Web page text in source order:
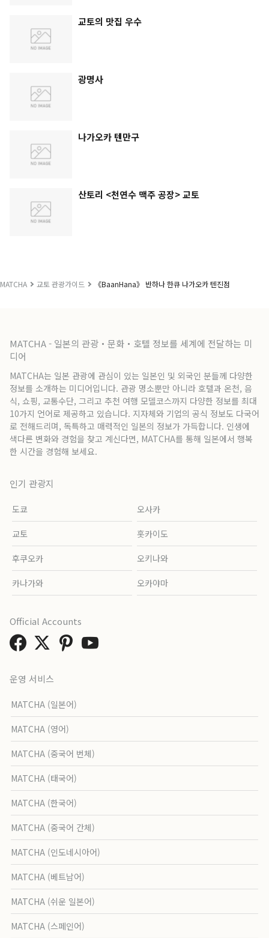
교토의 맛집 우수
광명사
나가오카 텐만구
산토리 <천연수 맥주 공장> 교토
MATCHA 교토 관광가이드 《BaanHana》 반하나 한큐 나가오카 텐진점
MATCHA - 일본의 관광・문화・호텔 정보를 세계에 전달하는 미
디어
MATCHA는 일본 관광에 관심이 있는 일본인 및 외국인 분들께 다양한
정보를 소개하는 미디어입니다. 관광 명소뿐만 아니라 호텔과 온천, 음
식, 쇼핑, 교통수단, 그리고 추천 여행 모델코스까지 다양한 정보를 최대
10가지 언어로 제공하고 있습니다. 지자체와 기업의 공식 정보도 다국어
로 전해드리며, 독특하고 매력적인 일본의 정보가 가득합니다. 인생에
색다른 변화와 경험을 찾고 계신다면, MATCHA를 통해 일본에서 행복
한 시간을 경험해 보세요.
인기 관광지
도쿄 오사카
교토 홋카이도
후쿠오카 오키나와
카나가와 오카야마
운영 서비스
MATCHA (일본어)
MATCHA (영어)
MATCHA (중국어 번체)
MATCHA (태국어)
MATCHA (한국어)
MATCHA (중국어 간체)
MATCHA (인도네시아어)
MATCHA (베트남어)
MATCHA (쉬운 일본어)
MATCHA (스페인어)
Official Accounts